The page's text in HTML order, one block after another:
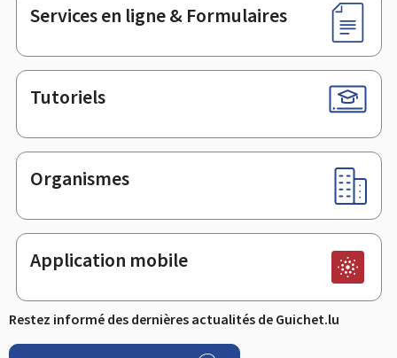
Services en ligne & Formulaires
Tutoriels
Organismes
Application mobile
Restez informé des dernières actualités de Guichet.lu